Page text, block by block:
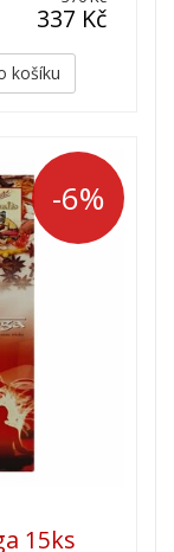
337 Kč
košíku
-6%
15ks